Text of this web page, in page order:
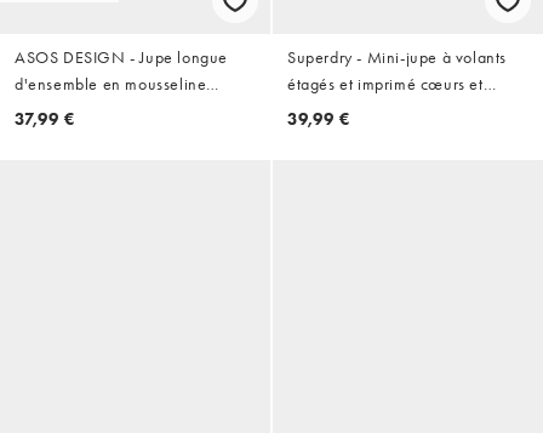
ASOS DESIGN - Jupe longue
d'ensemble en mousseline
stretch - Chocolat
37,99 €
Superdry - Mini-jupe à volants
étagés et imprimé cœurs et
marguerites - Bleu brume
39,99 €